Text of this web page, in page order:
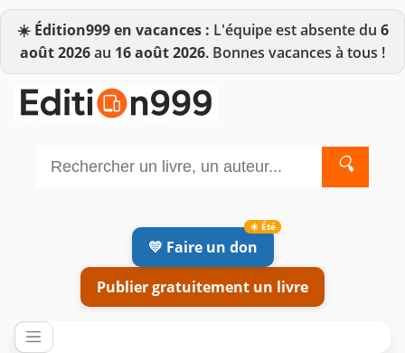
☀️ Édition999 en vacances : L'équipe est absente du 6
août 2026au 16 août 2026. Bonnes vacances à tous !
🔍
💛 Faire un don
Publier gratuitement un livre